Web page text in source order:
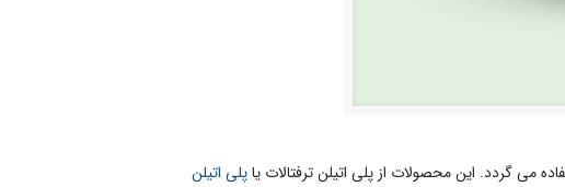
می گردد. این محصولات از پلی اتیلن ترفتالات یاپلی اتیلن